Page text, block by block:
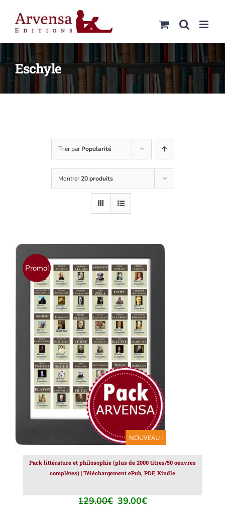
contenu
Eschyle
Trier parPopularité
Montrer20 produits
Promo!
NOUVEAU !
AJOUTER AU PANIER / DÉTAILS
Pack littérature et philosophie (plus de 2000 titres/50 oeuvres
complètes) | Téléchargement ePub, PDF, Kindle
129.00€ Le
39.00€Le